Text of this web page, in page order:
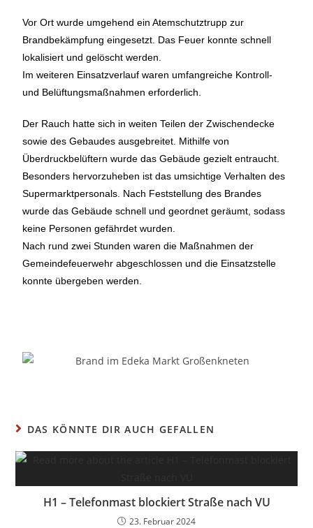
Vor Ort wurde umgehend ein Atemschutztrupp zur
Brandbekämpfung eingesetzt. Das Feuer konnte schnell
lokalisiert und gelöscht werden.
Im weiteren Einsatzverlauf waren umfangreiche Kontroll-
und Belüftungsmaßnahmen erforderlich.
Der Rauch hatte sich in weiten Teilen der Zwischendecke
sowie des Gebaudes ausgebreitet. Mithilfe von
Überdruckbelüftern wurde das Gebäude gezielt entraucht.
Besonders hervorzuheben ist das umsichtige Verhalten des
Supermarktpersonals. Nach Feststellung des Brandes
wurde das Gebäude schnell und geordnet geräumt, sodass
keine Personen gefährdet wurden.
Nach rund zwei Stunden waren die Maßnahmen der
Gemeindefeuerwehr abgeschlossen und die Einsatzstelle
konnte übergeben werden.
DAS KÖNNTE DIR AUCH GEFALLEN
H1 – Telefonmast blockiert Straße nach VU
23. Februar 2024